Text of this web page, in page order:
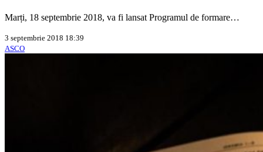
Marți, 18 septembrie 2018, va fi lansat Programul de formare…
3 septembrie 2018 18:39
ASCO